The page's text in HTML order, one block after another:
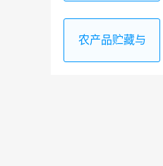
农产品贮藏与